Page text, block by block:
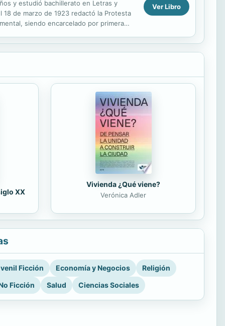
y estudió bachillerato en Letras y
18 de marzo de 1923 redactó la Protesta
siendo encarcelado por primera
Ver Libro
XX
Vivienda ¿Qué viene?
Verónica Adler
Ficción Economía y Negocios
Religión
Ficción
Salud Ciencias Sociales